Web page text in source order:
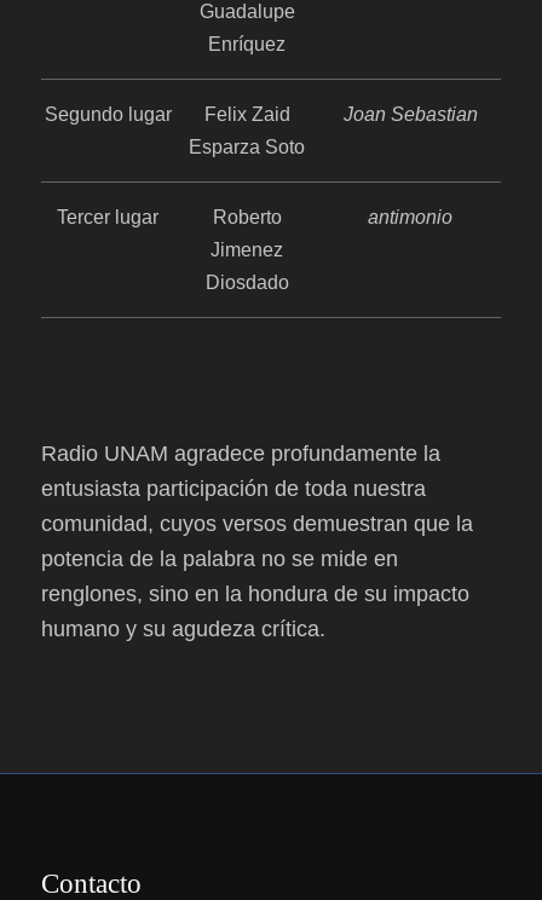
Guadalupe
Enríquez
Segundo lugar
Felix Zaid
Esparza Soto
Joan Sebastian
Tercer lugar
Roberto
Jimenez
Diosdado
antimonio
Radio UNAM agradece profundamente la
entusiasta participación de toda nuestra
comunidad, cuyos versos demuestran que la
potencia de la palabra no se mide en
renglones, sino en la hondura de su impacto
humano y su agudeza crítica.
Contacto